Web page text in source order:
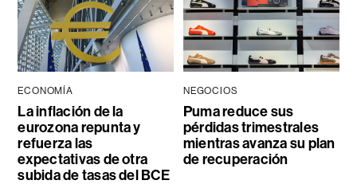
ECONOMÍA
La inflación de la
eurozona repunta y
refuerza las
expectativas de otra
subida de tasas del BCE
NEGOCIOS
Puma reduce sus
pérdidas trimestrales
mientras avanza su plan
de recuperación